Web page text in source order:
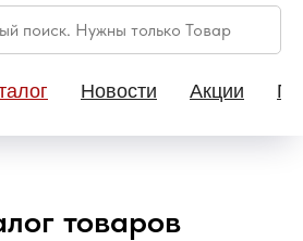
Новости Акции
товаров